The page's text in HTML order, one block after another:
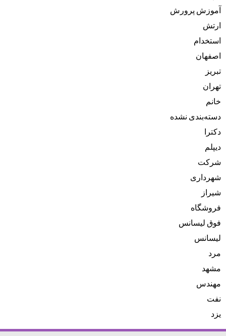
آموزش پرورش
ارتش
استخدام
اصفهان
تبریز
تهران
خانم
دسته‌بندی نشده
دکترا
دیپلم
شرکت
شهرداری
شیراز
فروشگاه
فوق لیسانس
لیسانس
مرد
مشهد
مهندس
نفت
یزد